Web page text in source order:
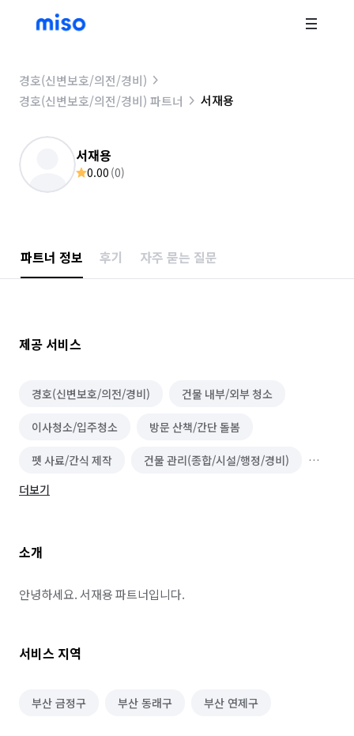
경호(신변보호/의전/경비)
경호(신변보호/의전/경비) 파트너
서재용
서재용
0.00 (0)
파트너 정보 후기 자주 묻는 질문
제공 서비스
경호(신변보호/의전/경비) 건물 내부/외부 청소
이사청소/입주청소 방문 산책/간단 돌봄
펫 사료/간식 제작 건물 관리(종합/시설/행정/경비)
악취 제거
더보기
소개
안녕하세요. 서재용 파트너입니다.
서비스 지역
부산 금정구 부산 동래구 부산 연제구